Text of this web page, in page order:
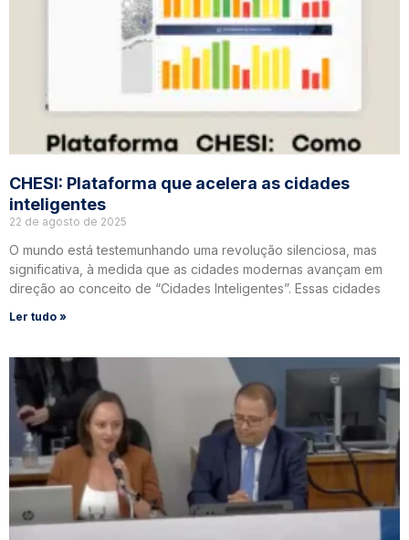
CHESI: Plataforma que acelera as cidades
inteligentes
22 de agosto de 2025
O mundo está testemunhando uma revolução silenciosa, mas
significativa, à medida que as cidades modernas avançam em
direção ao conceito de “Cidades Inteligentes”. Essas cidades
Ler tudo »